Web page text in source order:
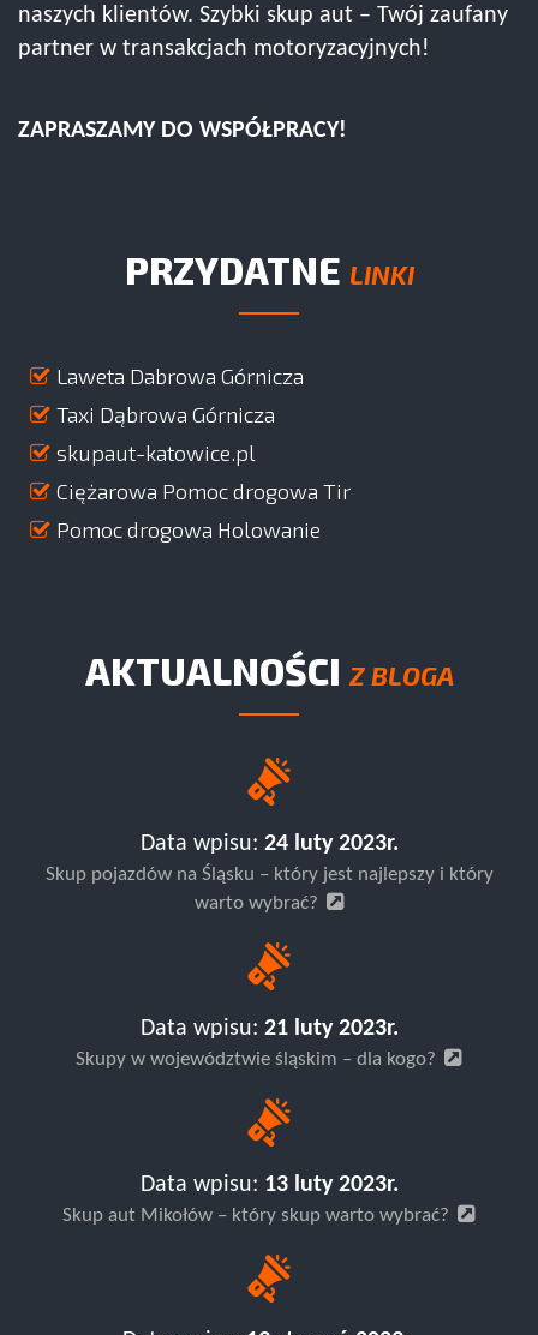
naszych klientów. Szybki skup aut – Twój zaufany
partner w transakcjach motoryzacyjnych!
ZAPRASZAMY DO WSPÓŁPRACY!
PRZYDATNE LINKI
Laweta Dabrowa Górnicza
Taxi Dąbrowa Górnicza
skupaut-katowice.pl
Ciężarowa Pomoc drogowa Tir
Pomoc drogowa Holowanie
AKTUALNOŚCI Z BLOGA
Data wpisu: 24 luty 2023r.
Skup pojazdów na Śląsku – który jest najlepszy i który
warto wybrać?
Data wpisu: 21 luty 2023r.
Skupy w województwie śląskim – dla kogo?
Data wpisu: 13 luty 2023r.
Skup aut Mikołów – który skup warto wybrać?